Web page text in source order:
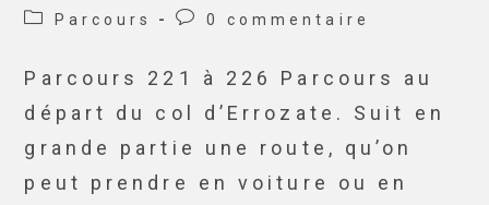
Parcours
0 commentaire
Parcours 221 à 226 Parcours au
départ du col d’Errozate. Suit en
grande partie une route, qu’on
peut prendre en voiture ou en